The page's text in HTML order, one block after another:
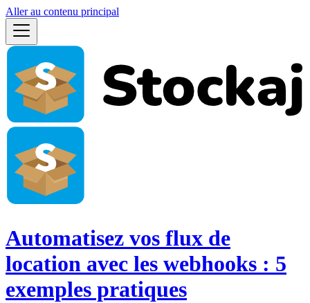
Aller au contenu principal
Automatisez vos flux de
location avec les webhooks : 5
exemples pratiques